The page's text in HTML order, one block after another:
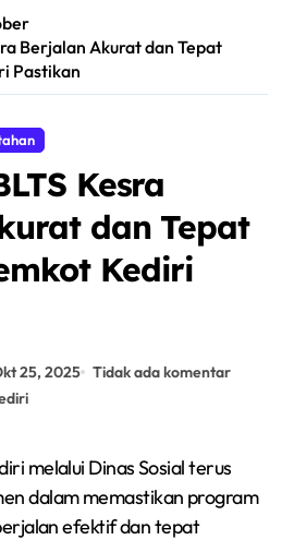
Berjalan Akurat dan Tepat
Pastikan
Kesra
dan Tepat
Kediri
25, 2025 Tidak ada komentar
dalam memastikan program
efektif dan tepat